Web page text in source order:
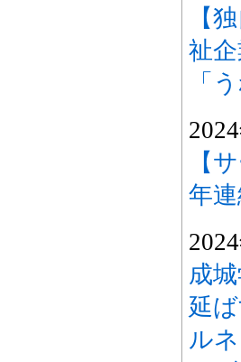
【
祉
「
【
年
成
延
ル